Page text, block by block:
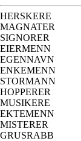
HERSKERE
MAGNATER
SIGNORER
EIERMENN
EGENNAVN
ENKEMENN
STORMANN
HOPPERER
MUSIKERE
EKTEMENN
MISTERER
GRUSRABB